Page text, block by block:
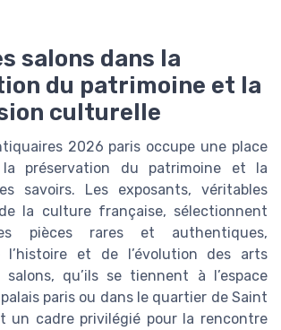
salons dans la
du patrimoine et la
culturelle
2026 paris occupe une place
préservation du patrimoine et la
savoirs. Les exposants, véritables
la culture française, sélectionnent
pièces rares et authentiques,
l’histoire et de l’évolution des arts
qu’ils se tiennent à l’espace
paris ou dans le quartier de Saint
un cadre privilégié pour la rencontre